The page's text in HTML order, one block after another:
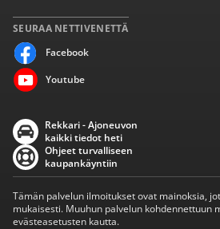
SEURAA NETTIVENETTÄ
Facebook
Youtube
Rekkari - Ajoneuvon
kaikki tiedot heti
Ohjeet turvalliseen
kaupankäyntiin
Tämän palvelun ilmoitukset ovat mainoksia,
mukaisesti. Muuhun palvelun kohdennettuun
evästeasetusten kautta.